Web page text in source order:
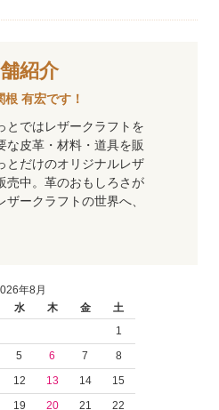
紹介
根 有宏です！
とではレザークラフトを
な皮革・材料・道具を販
とだけのオリジナルレザ
売中。革のおもしろさが
ークラフトの世界へ、
年8月
水 木 金
土
1
5 6 7
8
12 13 14
15
19 20 21
22